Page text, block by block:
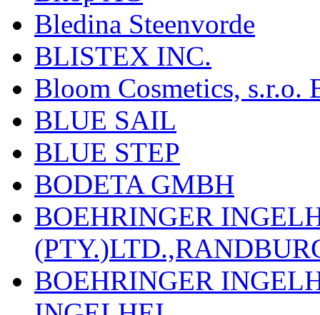
Bledina Steenvorde
BLISTEX INC.
Bloom Cosmetics, s.r.o.
BLUE SAIL
BLUE STEP
BODETA GMBH
BOEHRINGER
BOEHRINGER